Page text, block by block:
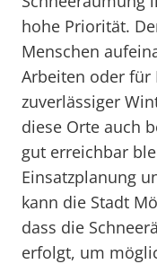
hohe Priorität.
Menschen
Arbeiten oder für
zuverlässiger
diese Orte auch
gut erreichbar
Einsatzplanung
kann die Stadt
dass die
erfolgt, um